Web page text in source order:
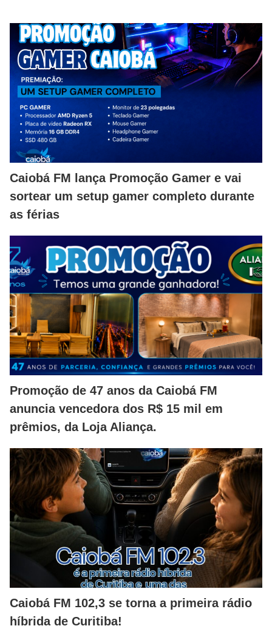
Caiobá FM lança Promoção Gamer e vai
sortear um setup gamer completo durante
as férias
Promoção de 47 anos da Caiobá FM
anuncia vencedora dos R$ 15 mil em
prêmios, da Loja Aliança.
Caiobá FM 102,3 se torna a primeira rádio
híbrida de Curitiba!